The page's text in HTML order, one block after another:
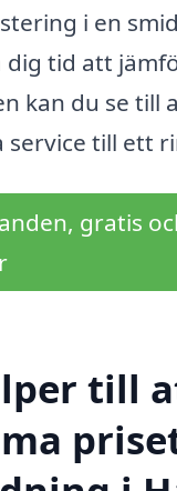
i en
dig tid att
kan du se till
service till ett
gratis
till